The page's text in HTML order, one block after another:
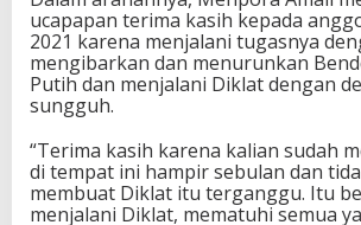
ucapapan terima kasih kepada
2021 karena menjalani tugasnya
mengibarkan dan menurunkan
Putih dan menjalani Diklat dengan
sungguh.
“Terima kasih karena kalian sudah
di tempat ini hampir sebulan dan
membuat Diklat itu terganggu. Itu
menjalani Diklat, mematuhi semua